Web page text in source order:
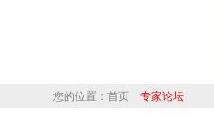
您的位置： 首页 专家论坛